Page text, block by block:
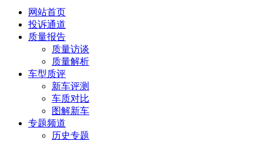
网站首页
投诉通道
质量报告
质量访谈
质量解析
车型质评
新车评测
车质对比
图解新车
专题频道
历史专题